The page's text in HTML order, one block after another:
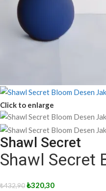
Click to enlarge
Shawl Secret
Shawl Secret
₺432,90₺320,30